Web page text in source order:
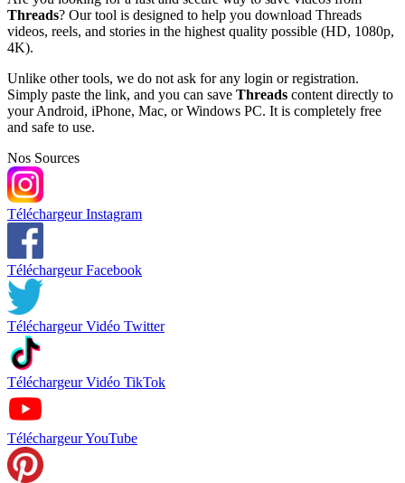
Threads? Our tool is designed to help you download Threads
videos, reels, and stories in the highest quality possible (HD, 1080p,
4K).
Unlike other tools, we do not ask for any login or registration.
Simply paste the link, and you can save Threads content directly to
your Android, iPhone, Mac, or Windows PC. It is completely free
and safe to use.
Nos Sources
Téléchargeur Instagram
Téléchargeur Facebook
Téléchargeur Vidéo Twitter
Téléchargeur Vidéo TikTok
Téléchargeur YouTube